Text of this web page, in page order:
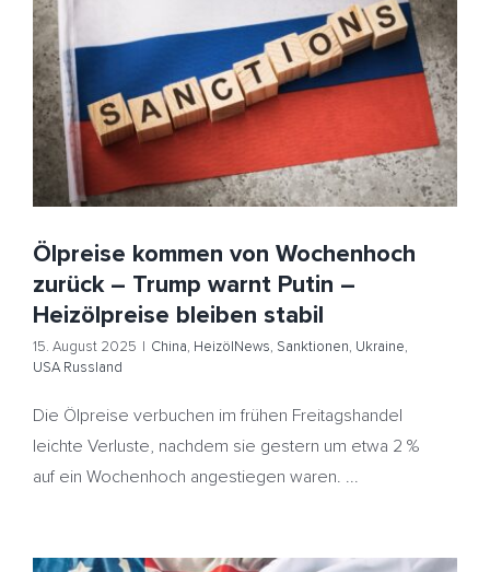
Ölpreise kommen von Wochenhoch zurück – Trump
warnt Putin – Heizölpreise bleiben stabil
China HeizölNews Sanktionen Ukraine
Ölpreise kommen von Wochenhoch
zurück – Trump warnt Putin –
Heizölpreise bleiben stabil
15. August 2025 | China, HeizölNews, Sanktionen, Ukraine,
USA Russland
Die Ölpreise verbuchen im frühen Freitagshandel
leichte Verluste, nachdem sie gestern um etwa 2 %
auf ein Wochenhoch angestiegen waren. ...